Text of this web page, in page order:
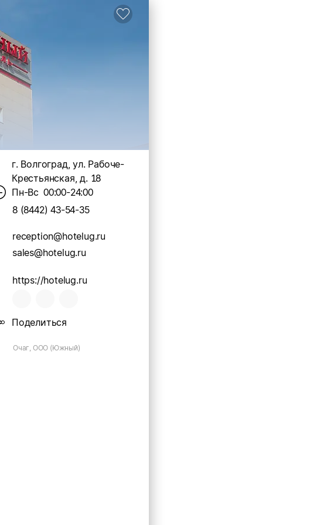
г. Волгоград, ул. Рабоче-
Крестьянская, д. 18
Пн-Вс 00:00-24:00
8 (8442) 43-54-35
reception@hotelug.ru
sales@hotelug.ru
https://hotelug.ru
Поделиться
Очаг, ООО (Южный)